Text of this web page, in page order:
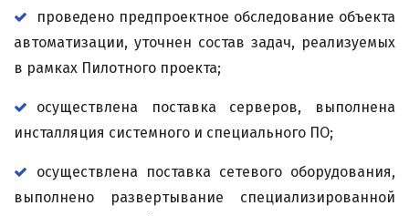
проведено предпроектное обследование объекта
автоматизации, уточнен состав задач, реализуемых
в рамках Пилотного проекта;
осуществлена поставка серверов, выполнена
инсталляция системного и специального ПО;
осуществлена поставка сетевого оборудования,
выполнено развертывание специализированной